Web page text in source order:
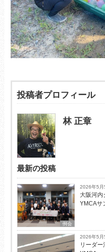
投稿者プロフィール
林 正章
最新の投稿
例会
2026年5月
大阪河
YMCAサ
2026年5月
リーダ